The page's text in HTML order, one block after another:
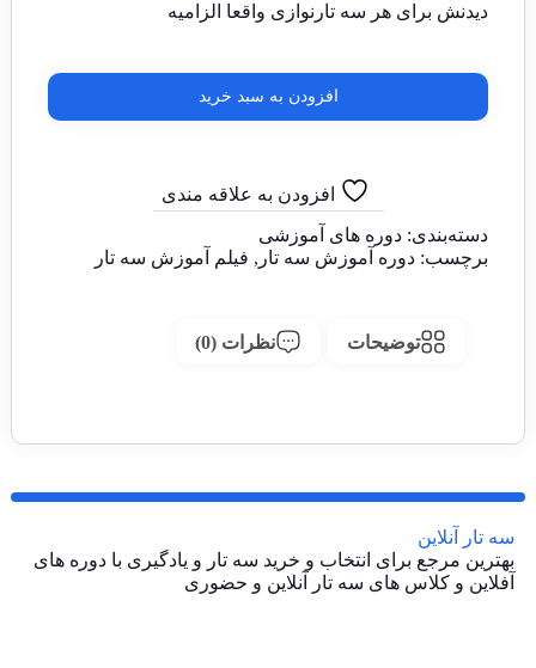
دیدنش برای هر سه تارنوازی واقعا الزامیه
افزودن به سبد خرید
افزودن به علاقه مندی
دسته‌بندی: دوره های آموزشی
برچسب: دوره آموزش سه تار , فیلم آموزش سه تار
توضیحات نظرات (0)
سه تار آنلاین
بهترین مرجع برای انتخاب و خرید سه تار و یادگیری با دوره های
آفلاین و کلاس های سه تار آنلاین و حضوری